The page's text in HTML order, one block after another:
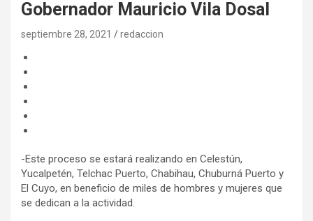
Gobernador Mauricio Vila Dosal
septiembre 28, 2021 redaccion
-Este proceso se estará realizando en Celestún,
Yucalpetén, Telchac Puerto, Chabihau, Chuburná Puerto y
El Cuyo, en beneficio de miles de hombres y mujeres que
se dedican a la actividad.